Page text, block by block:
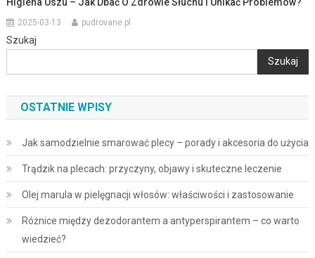
2025-03-13 pudrovane.pl
Szukaj
Szukaj
OSTATNIE WPISY
Jak samodzielnie smarować plecy – porady i akcesoria do użycia
Trądzik na plecach: przyczyny, objawy i skuteczne leczenie
Olej marula w pielęgnacji włosów: właściwości i zastosowanie
Różnice między dezodorantem a antyperspirantem – co warto
wiedzieć?